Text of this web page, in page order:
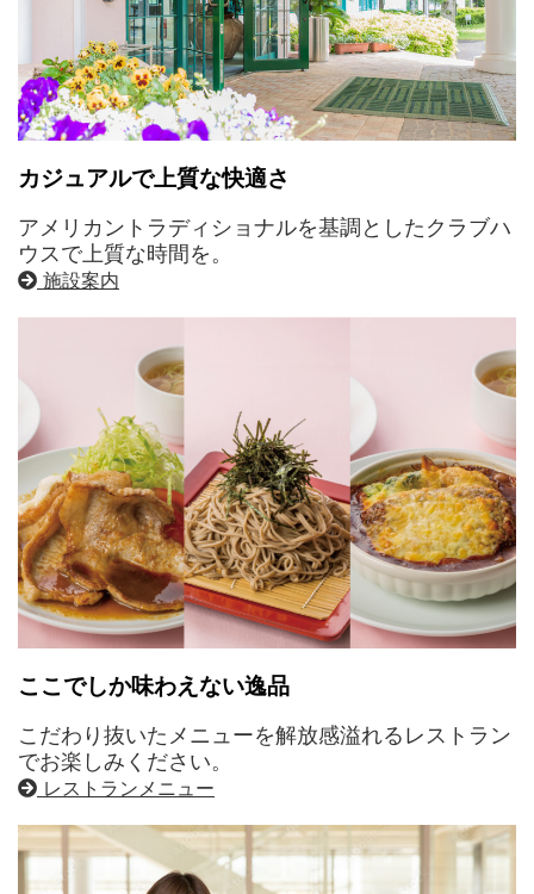
カジュアルで上質な快適さ
アメリカントラディショナルを基調としたクラブハ
ウスで上質な時間を。
施設案内
ここでしか味わえない逸品
こだわり抜いたメニューを解放感溢れるレストラン
でお楽しみください。
レストランメニュー